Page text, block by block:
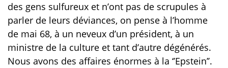
des gens sulfureux et n’ont pas de scrupules à
parler de leurs déviances, on pense à l’homme
de mai 68, à un neveux d’un président, à un
ministre de la culture et tant d’autre dégénérés.
Nous avons des affaires énormes à la ‘’Epstein’’.